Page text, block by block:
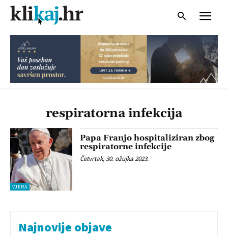
respiratorna infekcija
VJERA
Papa Franjo hospitaliziran zbog
respiratorne infekcije
Četvrtak, 30. ožujka 2023.
Najnovije objave